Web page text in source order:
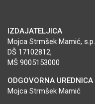
IZDAJATELJICA
Mojca Strmšek Mamić, s.p.
DŠ 17102812,
MŠ 9005153000
ODGOVORNA UREDNICA
Mojca Strmšek Mamić